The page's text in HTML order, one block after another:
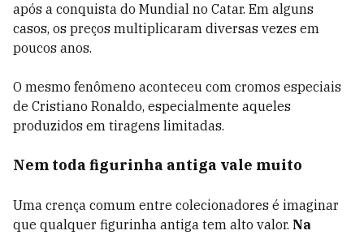
após a conquista do Mundial no Catar. Em alguns
casos, os preços multiplicaram diversas vezes em
poucos anos.
O mesmo fenômeno aconteceu com cromos especiais
de Cristiano Ronaldo, especialmente aqueles
produzidos em tiragens limitadas.
Nem toda figurinha antiga vale muito
Uma crença comum entre colecionadores é imaginar
que qualquer figurinha antiga tem alto valor. Na